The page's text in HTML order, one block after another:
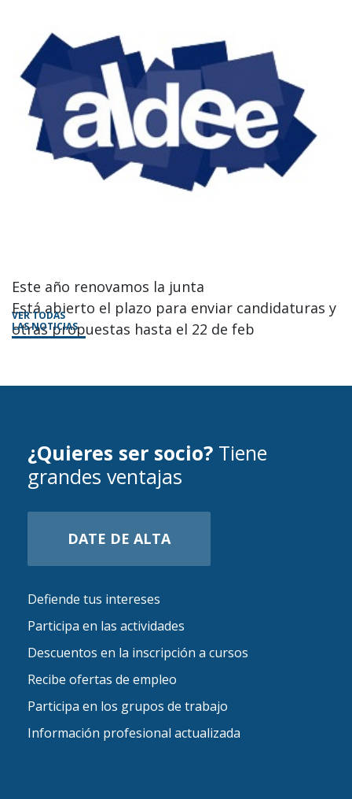
Este año renovamos la junta
Está abierto el plazo para enviar candidaturas y
otras propuestas hasta el 22 de feb
VER TODAS
LAS NOTICIAS
¿Quieres ser socio? Tiene
grandes ventajas
DATE DE ALTA
Defiende tus intereses
Participa en las actividades
Descuentos en la inscripción a cursos
Recibe ofertas de empleo
Participa en los grupos de trabajo
Información profesional actualizada